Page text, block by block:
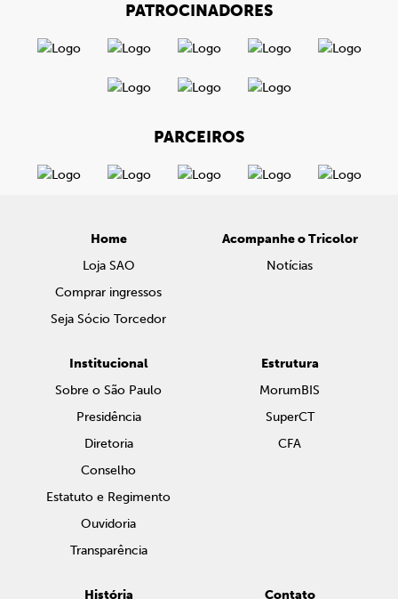
PATROCINADORES
PARCEIROS
Home
Loja SAO
Comprar ingressos
Seja Sócio Torcedor
Acompanhe o Tricolor
Notícias
Institucional
Sobre o São Paulo
Presidência
Diretoria
Conselho
Estatuto e Regimento
Ouvidoria
Transparência
Estrutura
MorumBIS
SuperCT
CFA
História Contato